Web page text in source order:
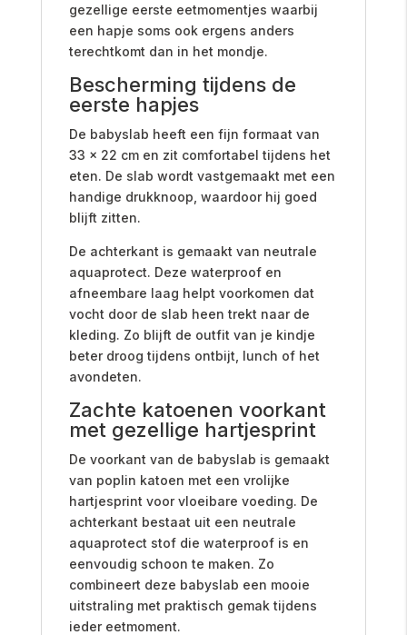
gezellige eerste eetmomentjes waarbij
een hapje soms ook ergens anders
terechtkomt dan in het mondje.
Bescherming tijdens de
eerste hapjes
De babyslab heeft een fijn formaat van
33 x 22 cm en zit comfortabel tijdens het
eten. De slab wordt vastgemaakt met een
handige drukknoop, waardoor hij goed
blijft zitten.
De achterkant is gemaakt van neutrale
aquaprotect. Deze waterproof en
afneembare laag helpt voorkomen dat
vocht door de slab heen trekt naar de
kleding. Zo blijft de outfit van je kindje
beter droog tijdens ontbijt, lunch of het
avondeten.
Zachte katoenen voorkant
met gezellige hartjesprint
De voorkant van de babyslab is gemaakt
van poplin katoen met een vrolijke
hartjesprint voor vloeibare voeding. De
achterkant bestaat uit een neutrale
aquaprotect stof die waterproof is en
eenvoudig schoon te maken. Zo
combineert deze babyslab een mooie
uitstraling met praktisch gemak tijdens
ieder eetmoment.